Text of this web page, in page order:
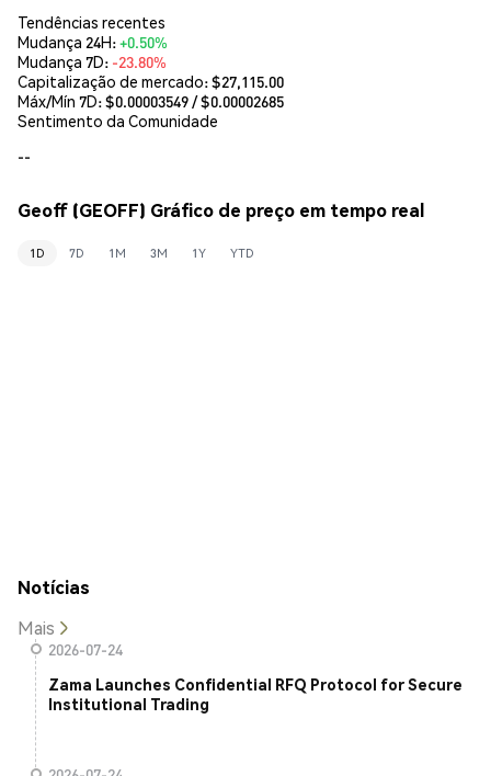
Tendências recentes
Mudança 24H:+0.50%
Mudança 7D: -23.80%
Capitalização de mercado:$27,115.00
Máx/Mín 7D: $0.00003549/ $0.00002685
Sentimento da Comunidade
--
Geoff (GEOFF) Gráfico de preço em tempo real
1D 7D 1M 3M 1Y YTD
Notícias
Mais
2026-07-24
Zama Launches Confidential RFQ Protocol for Secure
Institutional Trading